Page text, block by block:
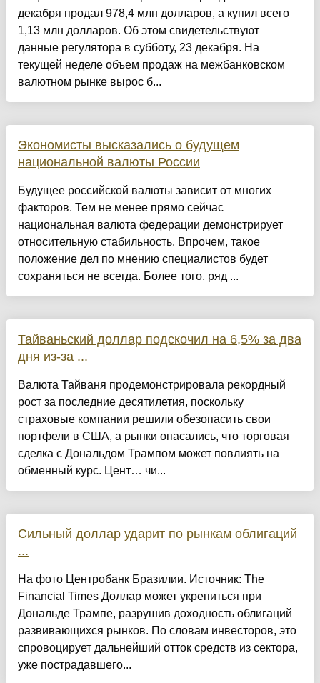
декабря продал 978,4 млн долларов, а купил всего
1,13 млн долларов. Об этом свидетельствуют
данные регулятора в субботу, 23 декабря. На
текущей неделе объем продаж на межбанковском
валютном рынке вырос б...
Экономисты высказались о будущем
национальной валюты России
Будущее российской валюты зависит от многих
факторов. Тем не менее прямо сейчас
национальная валюта федерации демонстрирует
относительную стабильность. Впрочем, такое
положение дел по мнению специалистов будет
сохраняться не всегда. Более того, ряд ...
Тайваньский доллар подскочил на 6,5% за два
дня из-за ...
Валюта Тайваня продемонстрировала рекордный
рост за последние десятилетия, поскольку
страховые компании решили обезопасить свои
портфели в США, а рынки опасались, что торговая
сделка с Дональдом Трампом может повлиять на
обменный курс. Цент… чи...
Сильный доллар ударит по рынкам облигаций
...
На фото Центробанк Бразилии. Источник: The
Financial Times Доллар может укрепиться при
Дональде Трампе, разрушив доходность облигаций
развивающихся рынков. По словам инвесторов, это
спровоцирует дальнейший отток средств из сектора,
уже пострадавшего...